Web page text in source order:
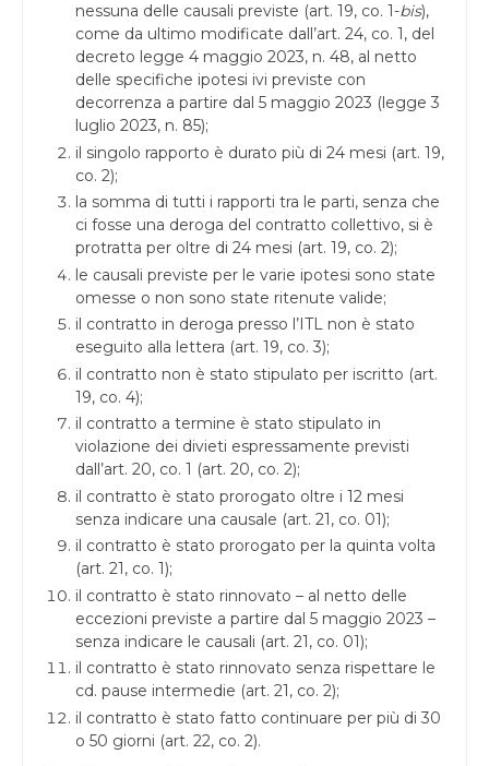
nessuna delle causali previste (art. 19, co. 1-bis),
come da ultimo modificate dall’art. 24, co. 1, del
decreto legge 4 maggio 2023, n. 48, al netto
delle specifiche ipotesi ivi previste con
decorrenza a partire dal 5 maggio 2023 (legge 3
luglio 2023, n. 85);
il singolo rapporto è durato più di 24 mesi (art. 19,
co. 2);
la somma di tutti i rapporti tra le parti, senza che
ci fosse una deroga del contratto collettivo, si è
protratta per oltre di 24 mesi (art. 19, co. 2);
le causali previste per le varie ipotesi sono state
omesse o non sono state ritenute valide;
il contratto in deroga presso l’ITL non è stato
eseguito alla lettera (art. 19, co. 3);
il contratto non è stato stipulato per iscritto (art.
19, co. 4);
il contratto a termine è stato stipulato in
violazione dei divieti espressamente previsti
dall’art. 20, co. 1 (art. 20, co. 2);
il contratto è stato prorogato oltre i 12 mesi
senza indicare una causale (art. 21, co. 01);
il contratto è stato prorogato per la quinta volta
(art. 21, co. 1);
il contratto è stato rinnovato – al netto delle
eccezioni previste a partire dal 5 maggio 2023 –
senza indicare le causali (art. 21, co. 01);
il contratto è stato rinnovato senza rispettare le
cd. pause intermedie (art. 21, co. 2);
il contratto è stato fatto continuare per più di 30
o 50 giorni (art. 22, co. 2).